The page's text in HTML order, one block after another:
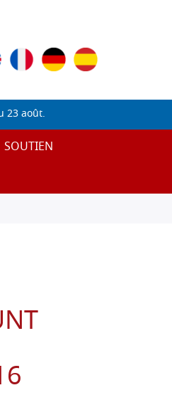
23 août.
SOUTIEN